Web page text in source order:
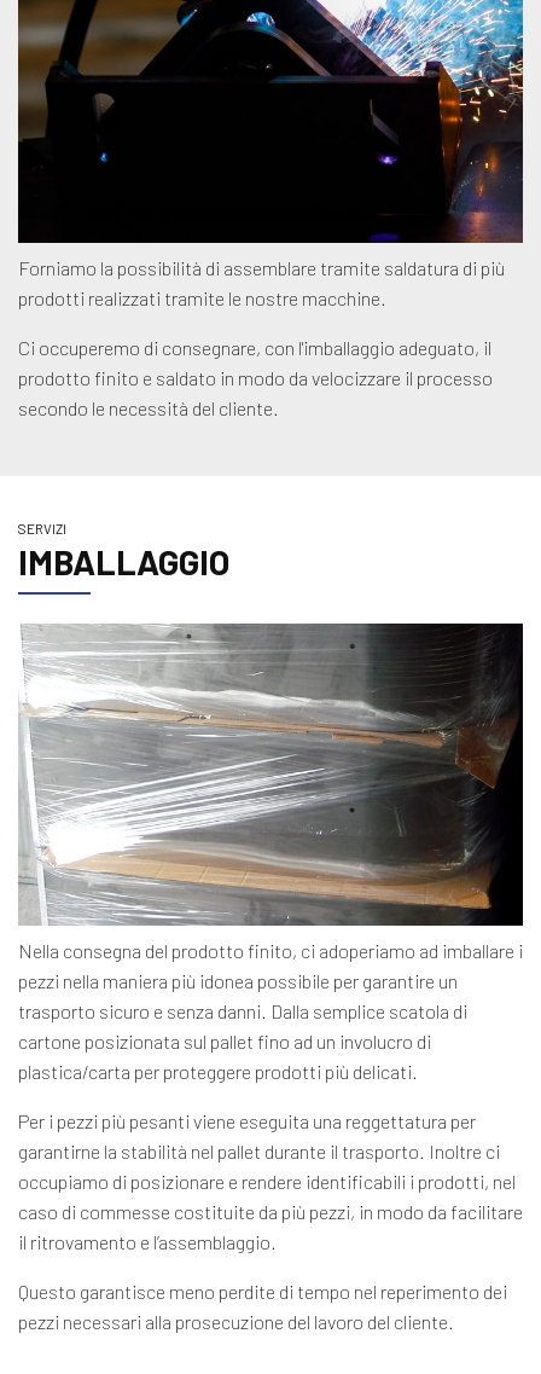
Forniamo la possibilità di assemblare tramite saldatura di più
prodotti realizzati tramite le nostre macchine.
Ci occuperemo di consegnare, con l'imballaggio adeguato, il
prodotto finito e saldato in modo da velocizzare il processo
secondo le necessità del cliente.
SERVIZI
IMBALLAGGIO
Nella consegna del prodotto finito, ci adoperiamo ad imballare i
pezzi nella maniera più idonea possibile per garantire un
trasporto sicuro e senza danni. Dalla semplice scatola di
cartone posizionata sul pallet fino ad un involucro di
plastica/carta per proteggere prodotti più delicati.
Per i pezzi più pesanti viene eseguita una reggettatura per
garantirne la stabilità nel pallet durante il trasporto. Inoltre ci
occupiamo di posizionare e rendere identificabili i prodotti, nel
caso di commesse costituite da più pezzi, in modo da facilitare
il ritrovamento e l’assemblaggio.
Questo garantisce meno perdite di tempo nel reperimento dei
pezzi necessari alla prosecuzione del lavoro del cliente.